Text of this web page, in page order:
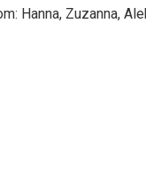
Hanna, Zuzanna,